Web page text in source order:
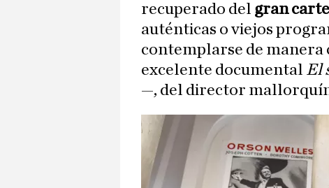
recuperado del gran
auténticas o viejos
contemplarse de manera
excelente documental El
—, del director